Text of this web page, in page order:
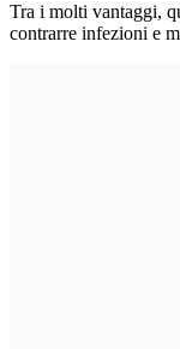
Tra i molti vantaggi,
contrarre infezioni e